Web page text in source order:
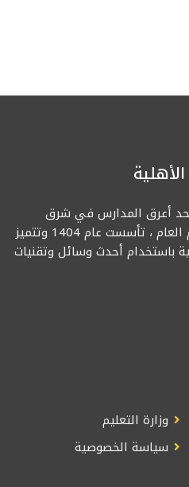
أعرق المدارس في شرق
الرياض المتخصصة في التعليم العام ، تأسست عام 1404 وتتميز
باستخدام أحدث وسائل وتقنيات
وزارة التعليم
سياسة الخصوصية